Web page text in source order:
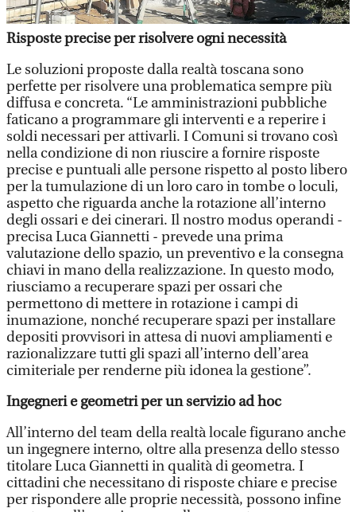
Risposte precise per risolvere ogni necessità
Le soluzioni proposte dalla realtà toscana sono
perfette per risolvere una problematica sempre più
diffusa e concreta. “Le amministrazioni pubbliche
faticano a programmare gli interventi e a reperire i
soldi necessari per attivarli. I Comuni si trovano così
nella condizione di non riuscire a fornire risposte
precise e puntuali alle persone rispetto al posto libero
per la tumulazione di un loro caro in tombe o loculi,
aspetto che riguarda anche la rotazione all’interno
degli ossari e dei cinerari. Il nostro modus operandi -
precisa Luca Giannetti - prevede una prima
valutazione dello spazio, un preventivo e la consegna
chiavi in mano della realizzazione. In questo modo,
riusciamo a recuperare spazi per ossari che
permettono di mettere in rotazione i campi di
inumazione, nonché recuperare spazi per installare
depositi provvisori in attesa di nuovi ampliamenti e
razionalizzare tutti gli spazi all’interno dell’area
cimiteriale per renderne più idonea la gestione”.
Ingegneri e geometri per un servizio ad hoc
All’interno del team della realtà locale figurano anche
un ingegnere interno, oltre alla presenza dello stesso
titolare Luca Giannetti in qualità di geometra. I
cittadini che necessitano di risposte chiare e precise
per rispondere alle proprie necessità, possono infine